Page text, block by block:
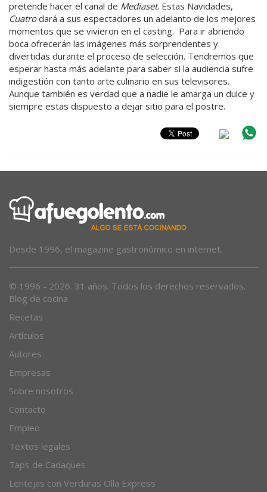
pretende hacer el canal de Mediaset. Estas Navidades,
Cuatrodará a sus espectadores un adelanto de los mejores
momentos que se vivieron en el casting. Para ir abriendo
boca ofrecerán las imágenes más sorprendentes y
divertidas durante el proceso de selección. Tendremos que
esperar hasta más adelante para saber si la audiencia sufre
indigestión con tanto arte culinario en sus televisores.
Aunque también es verdad que a nadie le amarga un dulce y
siempre estas dispuesto a dejar sitio para el postre.
Desde 1996, el magazine gastronómico en internet.
© 1996 - 2026. 31 años. Todos los derechos reservados.
Blog de cocina
Recetas
Artículos
Autores
Empresas
Sobre nosotros
Contacto
Empleo
Textos legales
Taps de Cadaques
Lentejas con Verduras Olla Express